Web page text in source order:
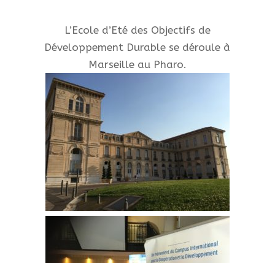
L’Ecole d’Eté des Objectifs de
Développement Durable se déroule à
Marseille au Pharo.